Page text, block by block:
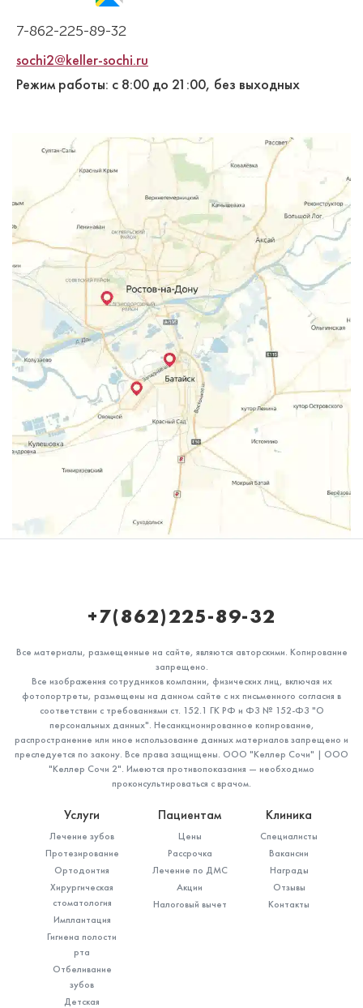
7-862-225-89-32
sochi2@keller-sochi.ru
Режим работы: с 8:00 до 21:00, без выходных
+7(862)225-89-32
Все материалы, размещенные на сайте, являются авторскими. Копирование
запрещено.
Все изображения сотрудников компании, физических лиц, включая их
фотопортреты, размещены на данном сайте с их письменного согласия в
соответствии с требованиями ст. 152.1 ГК РФ и ФЗ № 152-ФЗ "О
персональных данных". Несанкционированное копирование,
распространение или иное использование данных материалов запрещено и
преследуется по закону. Все права защищены. ООО "Келлер Сочи" | ООО
"Келлер Сочи 2". Имеются противопоказания — необходимо
проконсультироваться с врачом.
Услуги
Лечение зубов
Протезирование
Ортодонтия
Хирургическая
стоматология
Имплантация
Гигиена полости
рта
Отбеливание
зубов
Детская
Пациентам
Цены
Рассрочка
Лечение по ДМС
Акции
Налоговый вычет
Клиника
Специалисты
Вакансии
Награды
Отзывы
Контакты